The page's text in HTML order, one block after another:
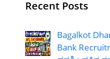
Recent Posts
Bagalkot
Bank